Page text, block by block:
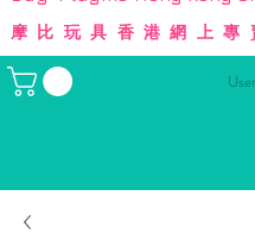
摩比玩具香港網上專